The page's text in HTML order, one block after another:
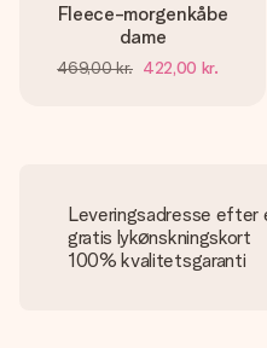
Fleece-morgenkåbe
dame
469,00 kr. 422,00 kr.
Leveringsadresse efter
gratis lykønskningskort
100% kvalitetsgaranti